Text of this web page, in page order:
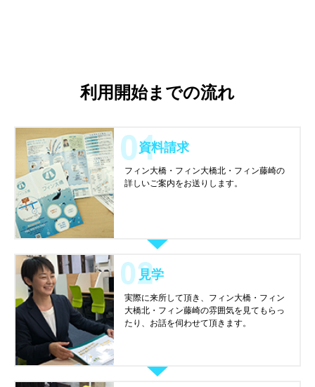
利用開始までの流れ
資料請求
フィン大橋・フィン大橋北・フィン藤崎の
詳しいご案内をお送りします。
見学
実際に来所して頂き、フィン大橋・フィン
大橋北・フィン藤崎の雰囲気を見てもらっ
たり、お話を伺わせて頂きます。